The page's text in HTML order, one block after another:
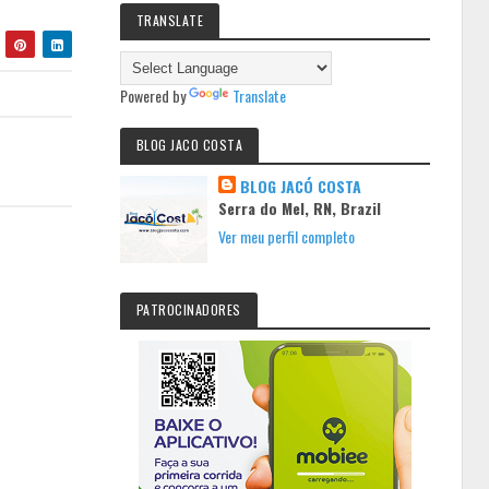
TRANSLATE
Powered by Translate
BLOG JACO COSTA
BLOG JACÓ COSTA
Serra do Mel, RN, Brazil
Ver meu perfil completo
PATROCINADORES